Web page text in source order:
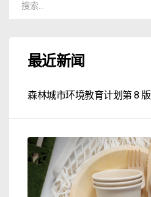
最近新闻
森林城市环境教育计划第 8 版